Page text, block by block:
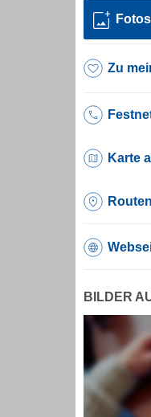
Zu
Karte
BILDER